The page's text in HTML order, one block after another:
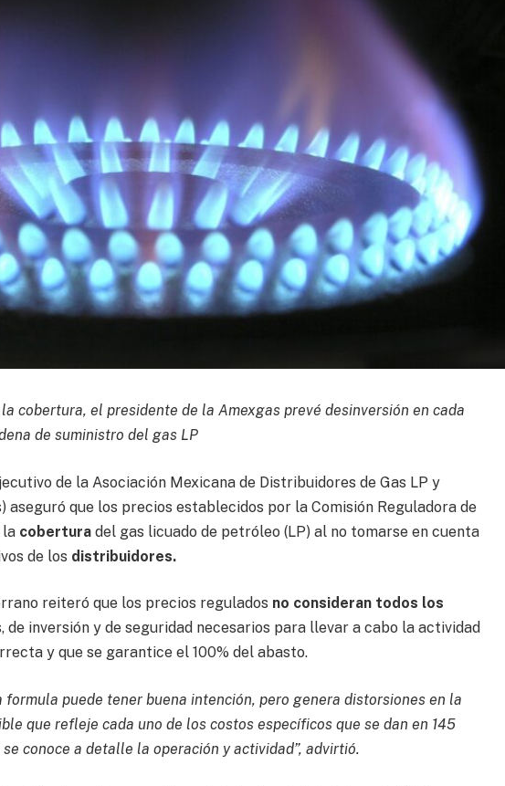
cobertura, el presidente de la Amexgas prevé desinversión en cada
de suministro del gas LP
de la Asociación Mexicana de Distribuidores de Gas LP y
aseguró que los precios establecidos por la Comisión Reguladora de
la cobertura del gas licuado de petróleo (LP) al no tomarse en cuenta
de los distribuidores.
reiteró que los precios regulados no consideran todos los
inversión y de seguridad necesarios para llevar a cabo la actividad
y que se garantice el 100% del abasto.
formula puede tener buena intención, pero genera distorsiones en la
que refleje cada uno de los costos específicos que se dan en 145
conoce a detalle la operación y actividad”, advirtió.